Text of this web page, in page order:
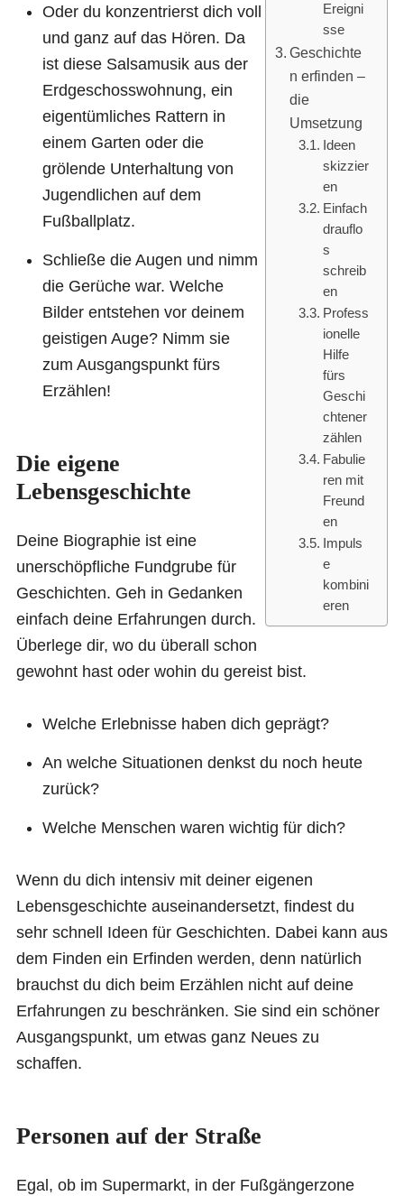
Ereigni
sse
Geschichte
n erfinden –
die
Umsetzung
Ideen
skizzier
en
Einfach
drauflo
s
schreib
en
Profess
ionelle
Hilfe
fürs
Geschi
chtener
zählen
Fabulie
ren mit
Freund
en
Impuls
e
kombini
eren
Oder du konzentrierst dich voll
und ganz auf das Hören. Da
ist diese Salsamusik aus der
Erdgeschosswohnung, ein
eigentümliches Rattern in
einem Garten oder die
grölende Unterhaltung von
Jugendlichen auf dem
Fußballplatz.
Schließe die Augen und nimm
die Gerüche war. Welche
Bilder entstehen vor deinem
geistigen Auge? Nimm sie
zum Ausgangspunkt fürs
Erzählen!
Die eigene
Lebensgeschichte
Deine Biographie ist eine
unerschöpfliche Fundgrube für
Geschichten. Geh in Gedanken
einfach deine Erfahrungen durch.
Überlege dir, wo du überall schon
gewohnt hast oder wohin du gereist bist.
Welche Erlebnisse haben dich geprägt?
An welche Situationen denkst du noch heute
zurück?
Welche Menschen waren wichtig für dich?
Wenn du dich intensiv mit deiner eigenen
Lebensgeschichte auseinandersetzt, findest du
sehr schnell Ideen für Geschichten. Dabei kann aus
dem Finden ein Erfinden werden, denn natürlich
brauchst du dich beim Erzählen nicht auf deine
Erfahrungen zu beschränken. Sie sind ein schöner
Ausgangspunkt, um etwas ganz Neues zu
schaffen.
Personen auf der Straße
Egal, ob im Supermarkt, in der Fußgängerzone